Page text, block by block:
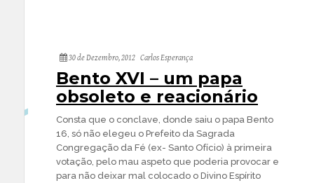
30 de Dezembro, 2012 Carlos Esperança
Bento XVI – um papa
obsoleto e reacionário
Consta que o conclave, donde saiu o papa Bento
16, só não elegeu o Prefeito da Sagrada
Congregação da Fé (ex- Santo Ofício) à primeira
votação, pelo mau aspeto que poderia provocar e
para não deixar mal colocado o Divino Espírito